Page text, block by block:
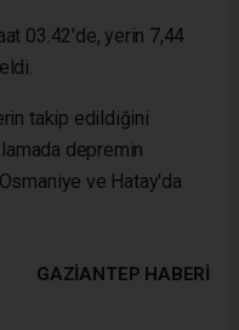
03.42'de, yerin 7,44
takip edildiğini
depremin
ve Hatay'da
GAZIANTEP HABERİ